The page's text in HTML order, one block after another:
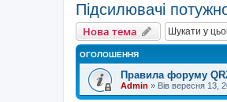
Підсилювачі
Нова тема
ОГОЛОШЕННЯ
Правила форуму
Admin » Вів вересня 13,